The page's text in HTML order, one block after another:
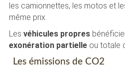
les camionnettes, les motos et
même prix.
Les véhicules propres
exonération partielleou totale
Les émissions de CO2